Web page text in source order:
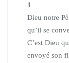
1
Dieu notre
qu’il se
C’est Dieu
envoyé son